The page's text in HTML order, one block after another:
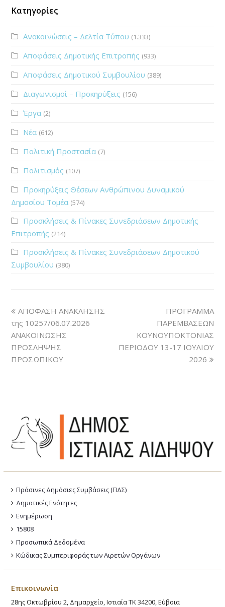
Κατηγορίες
Ανακοινώσεις – Δελτία Τύπου (1.333)
Αποφάσεις Δημοτικής Επιτροπής (933)
Αποφάσεις Δημοτικού Συμβουλίου (389)
Διαγωνισμοί – Προκηρύξεις (156)
Έργα (2)
Νέα (612)
Πολιτική Προστασία (7)
Πολιτισμός (107)
Προκηρύξεις Θέσεων Ανθρώπινου Δυναμικού
Δημοσίου Τομέα (574)
Προσκλήσεις & Πίνακες Συνεδριάσεων Δημοτικής
Επιτροπής (214)
Προσκλήσεις & Πίνακες Συνεδριάσεων Δημοτικού
Συμβουλίου (380)
ΑΠΟΦΑΣΗ ΑΝΑΚΛΗΣΗΣ
της 10257/06.07.2026
ΑΝΑΚΟΙΝΩΣΗΣ
ΠΡΟΣΛΗΨΗΣ
ΠΡΟΣΩΠΙΚΟΥ
ΠΡΟΓΡΑΜΜΑ
ΠΑΡΕΜΒΑΣΕΩΝ
ΚΟΥΝΟΥΠΟΚΤΟΝΙΑΣ
ΠΕΡΙΟΔΟΥ 13-17 ΙΟΥΛΙΟΥ
2026
Πράσινες Δημόσιες Συμβάσεις (ΠΔΣ)
Δημοτικές Ενότητες
Ενημέρωση
15808
Προσωπικά Δεδομένα
Κώδικας Συμπεριφοράς των Αιρετών Οργάνων
Επικοινωνία
28ης Οκτωβρίου 2, Δημαρχείο, Ιστιαία ΤΚ 34200, Εύβοια